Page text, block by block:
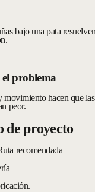
bajo una pata
problema
hacen que
peor.
de proyecto
recomendada